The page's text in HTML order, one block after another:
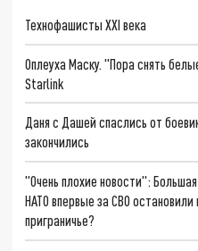
Технофашисты XXI века
Оплеуха Маску. "Пора снять
Starlink
Даня с Дашей спаслись от
закончились
"Очень плохие новости":
НАТО впервые за СВО
приграничье?